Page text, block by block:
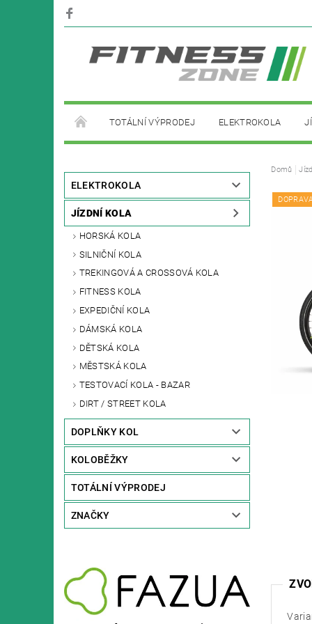
TOTÁLNÍ VÝPRODEJ ELEKTROKOLA
ELEKTROKOLA
JÍZDNÍ KOLA
HORSKÁ KOLA
SILNIČNÍ KOLA
TREKINGOVÁ A CROSSOVÁ KOLA
FITNESS KOLA
EXPEDIČNÍ KOLA
DÁMSKÁ KOLA
DĚTSKÁ KOLA
MĚSTSKÁ KOLA
TESTOVACÍ KOLA - BAZAR
DIRT / STREET KOLA
DOPLŇKY KOL
KOLOBĚŽKY
TOTÁLNÍ VÝPRODEJ
ZNAČKY
Domů